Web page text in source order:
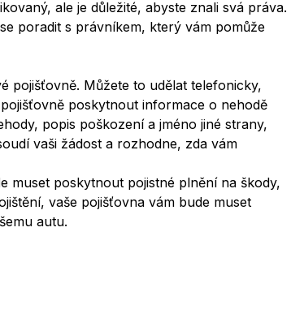
ale je důležité, abyste znali svá práva.
poradit s právníkem, který vám pomůže
pojišťovně. Můžete to udělat telefonicky,
poskytnout informace o nehodě
popis poškození a jméno jiné strany,
vaši žádost a rozhodne, zda vám
muset poskytnout pojistné plnění na škody,
vaše pojišťovna vám bude muset
autu.